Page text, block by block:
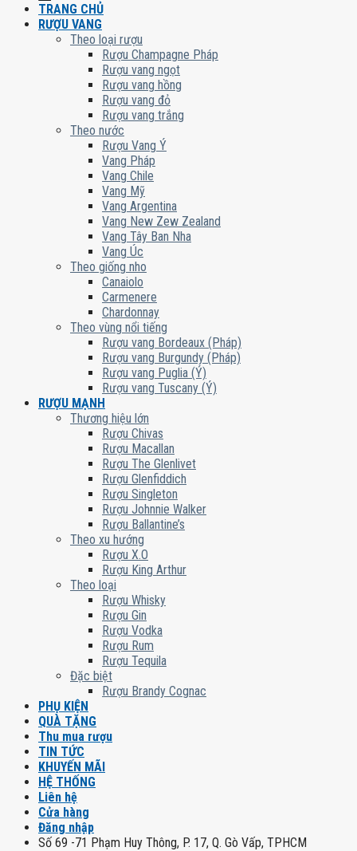
TRANG CHỦ
RƯỢU VANG
Theo loại rượu
Rượu Champagne Pháp
Rượu vang ngọt
Rượu vang hồng
Rượu vang đỏ
Rượu vang trắng
Theo nước
Rượu Vang Ý
Vang Pháp
Vang Chile
Vang Mỹ
Vang Argentina
Vang New Zew Zealand
Vang Tây Ban Nha
Vang Úc
Theo giống nho
Canaiolo
Carmenere
Chardonnay
Theo vùng nổi tiếng
Rượu vang Bordeaux (Pháp)
Rượu vang Burgundy (Pháp)
Rượu vang Puglia (Ý)
Rượu vang Tuscany (Ý)
RƯỢU MẠNH
Thương hiệu lớn
Rượu Chivas
Rượu Macallan
Rượu The Glenlivet
Rượu Glenfiddich
Rượu Singleton
Rượu Johnnie Walker
Rượu Ballantine’s
Theo xu hướng
Rượu X.O
Rượu King Arthur
Theo loại
Rượu Whisky
Rượu Gin
Rượu Vodka
Rượu Rum
Rượu Tequila
Đặc biệt
Rượu Brandy Cognac
PHỤ KIỆN
QUÀ TẶNG
Thu mua rượu
TIN TỨC
KHUYẾN MÃI
HỆ THỐNG
Liên hệ
Cửa hàng
Đăng nhập
Số 69 -71 Phạm Huy Thông, P. 17, Q. Gò Vấp, TPHCM